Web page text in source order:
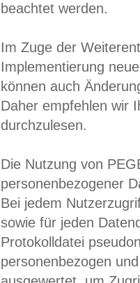
beachtet werden.
Im Zuge der
Implementierung
können auch
Daher empfehlen wir
durchzulesen.
Die Nutzung von
personenbezogener
Bei jedem
sowie für jeden
Protokolldatei
personenbezogen